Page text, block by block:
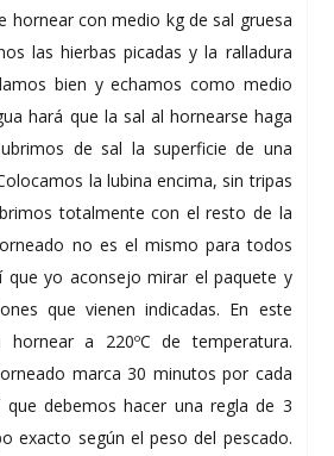
hornear con medio kg de sal gruesa
las hierbas picadas y la ralladura
bien y echamos como medio
hará que la sal al hornearse haga
de sal la superficie de una
la lubina encima, sin tripas
totalmente con el resto de la
no es el mismo para todos
que yo aconsejo mirar el paquete y
que vienen indicadas. En este
hornear a 220ºC de temperatura.
marca 30 minutos por cada
debemos hacer una regla de 3
exacto según el peso del pescado.